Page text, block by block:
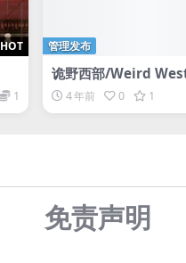
HOT
1
管理发布
诡野西部/Weird
4 年前 0 1
免责声明